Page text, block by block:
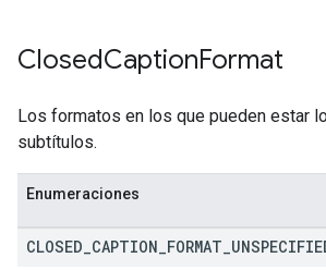
ClosedCaptionFormat
Los formatos en los que pueden estar
subtítulos.
Enumeraciones
CLOSED CAPTION FORMAT